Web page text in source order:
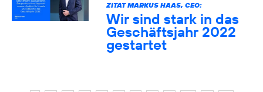
ZITAT MARKUS HAAS, CEO:
Wir sind stark in das
Geschäftsjahr 2022
gestartet